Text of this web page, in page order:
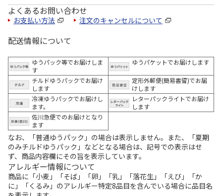
よくあるお問い合わせ
お支払い方法 注文のキャンセルについて
配送情報について
ゆうパック等でお届けしま
す
ゆうパケットでお届けします
チルドゆうパックでお届け
します
定形外郵便(簡易書留)でお届
けします
冷凍ゆうパックでお届けし
ます。
レターパックライトでお届け
します
佐川急便でのお届けとなり
ます
なお、「普通ゆうパック」の場合は表示しません。また、「夏期
のみチルドゆうパック」などとなる場合は、記号での表示はせ
ず、商品内容欄にその旨を表示しています。
アレルギー情報について
商品に「小麦」「そば」「卵」「乳」「落花生」「えび」「か
に」「くるみ」のアレルギー特定8品目を含んでいる場合に品目名